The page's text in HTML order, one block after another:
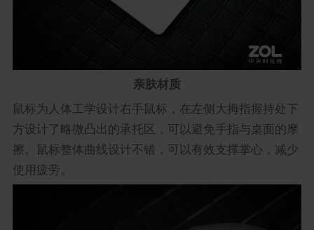
亲肤材质
鼠标为人体工学设计右手鼠标，在左侧大拇指握持处下
方设计了略微凸出的承托区，可以避免手指与桌面的摩
擦。鼠标整体曲线设计不错，可以有效支撑掌心，减少
使用疲劳。